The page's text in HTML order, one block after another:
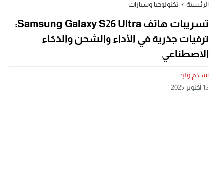
الرئيسية » تكنولوجيا وسيارات
تسريبات هاتف Samsung Galaxy S26 Ultra:
ترقيات جذرية في الأداء والشحن والذكاء
الاصطناعي
اسلام وليد
15 أكتوبر 2025